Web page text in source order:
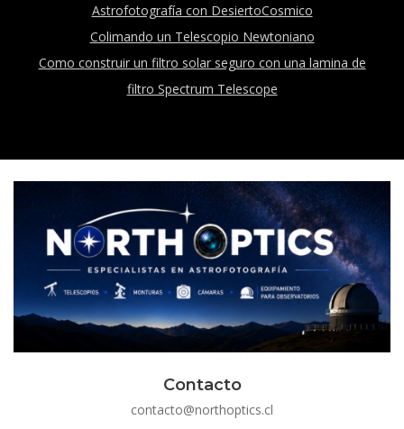
Astrofotografía con DesiertoCosmico
Colimando un Telescopio Newtoniano
Como construir un filtro solar seguro con una lamina de
filtro Spectrum Telescope
Contacto
contacto@northoptics.cl